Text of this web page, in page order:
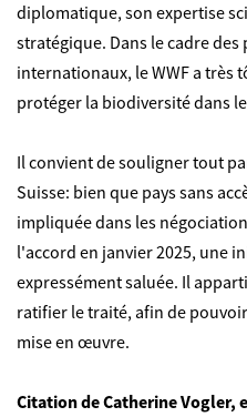
diplomatique, son expertise
stratégique. Dans le cadre
internationaux, le WWF a très
protéger la biodiversité dans
Il convient de souligner tout
Suisse: bien que pays sans
impliquée dans les
l'accord en janvier 2025, une
expressément saluée. Il
ratifier le traité, afin de
mise en œuvre.
Citation de Catherine Vogler,